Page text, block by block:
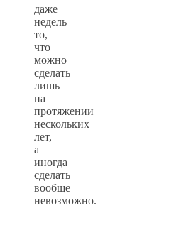
даже
недель
то,
что
можно
сделать
лишь
на
протяжении
нескольких
лет,
а
иногда
сделать
вообще
невозможно.